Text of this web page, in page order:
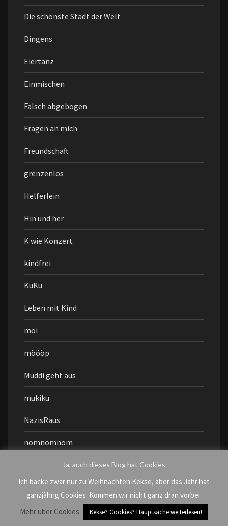
Die schönste Stadt der Welt
Dingens
Eiertanz
Einmischen
Falsch abgebogen
Fragen an mich
Freundschaft
grenzenlos
Helferlein
Hin und her
K wie Konzert
kindfrei
KuKu
Leben mit Kind
moi
möööp
Muddi geht aus
mukiku
NazisRaus
nomnomnom
Oh, wewewe
Paaarty
Paris
Ja, auch dieses Blog hat Cookies
Ich backe zwar nur zu Weihnachten Kekse, aber das Jahr hat
ganzjährig Cookies. Kommen wir nicht ganz dran vorbei.
Mehr über Cookies
Kekse? Cookies? Hauptsache weiterlesen!